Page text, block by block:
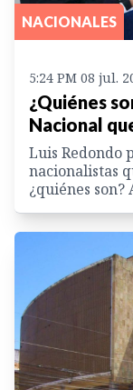
NACIONALES
5:24 PM 08 jul.
¿Quiénes
Nacional
Luis Redondo
nacionalistas
¿quiénes son?